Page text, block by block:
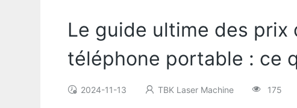
Le guide ultime des prix
téléphone portable : ce
2024-11-13 TBK Laser Machine 175